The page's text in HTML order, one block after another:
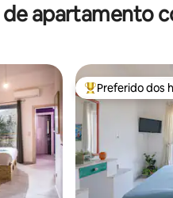
apartamento
hóspedes Entre os
Preferido dos